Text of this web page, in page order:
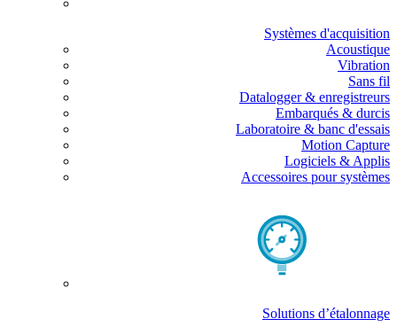
Systèmes d'acquisition
Acoustique
Vibration
Sans fil
Datalogger & enregistreurs
Embarqués & durcis
Laboratoire & banc d'essais
Motion Capture
Logiciels & Applis
Accessoires pour systèmes
Solutions d’étalonnage